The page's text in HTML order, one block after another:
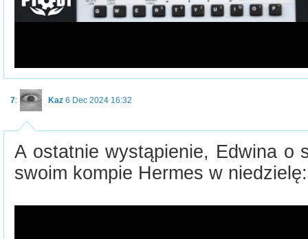
7: Kaz 6 Dec 2024 16:32
A ostatnie wystąpienie, Edwina o
swoim kompie Hermes w niedzielę: